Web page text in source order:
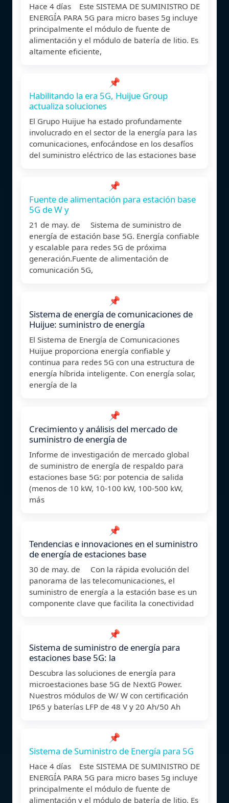
Hace 4 días Este SISTEMA DE SUMINISTRO DE
ENERGÍA PARA 5G para micro bases 5g incluye
principalmente el módulo de fuente de
alimentación y el módulo de batería de litio. Es
altamente eficiente,
📌
Habilitando la era 5G, Huijue Group
actualiza soluciones
El Grupo Huijue ha estado profundamente
involucrado en el sector de la energía para las
comunicaciones, enfocándose en los desafíos
del suministro eléctrico de las estaciones base
📌
Fuente de alimentación para estación base
5G de W y
21 de may. de Sistema de suministro de
energía de estación base 5G. Energía confiable
y escalable para redes 5G de próxima
generación.Fuente de alimentación de
comunicación 5G,
📌
Sistema de energía de comunicaciones de
Huijue: suministro de energía
El Sistema de Energía de Comunicaciones
Huijue proporciona energía confiable y
continua para redes 5G con una estructura de
energía híbrida inteligente. Con energía solar,
energía de la
📌
Crecimiento y análisis del mercado de
suministro de energía de
Informe de investigación de mercado global
de suministro de energía de respaldo para
estaciones base 5G: por potencia de salida
(menos de 10 kW, 10-100 kW, 100-500 kW,
más
📌
Tendencias e innovaciones en el suministro
de energía de estaciones base
30 de may. de Con la rápida evolución del
panorama de las telecomunicaciones, el
suministro de energía a la estación base es un
componente clave que facilita la conectividad
📌
Sistema de suministro de energía para
estaciones base 5G: la
Descubra las soluciones de energía para
microestaciones base 5G de NextG Power.
Nuestros módulos de W/ W con certificación
IP65 y baterías LFP de 48 V y 20 Ah/50 Ah
📌
Sistema de Suministro de Energía para 5G
Hace 4 días Este SISTEMA DE SUMINISTRO DE
ENERGÍA PARA 5G para micro bases 5g incluye
principalmente el módulo de fuente de
alimentación y el módulo de batería de litio. Es